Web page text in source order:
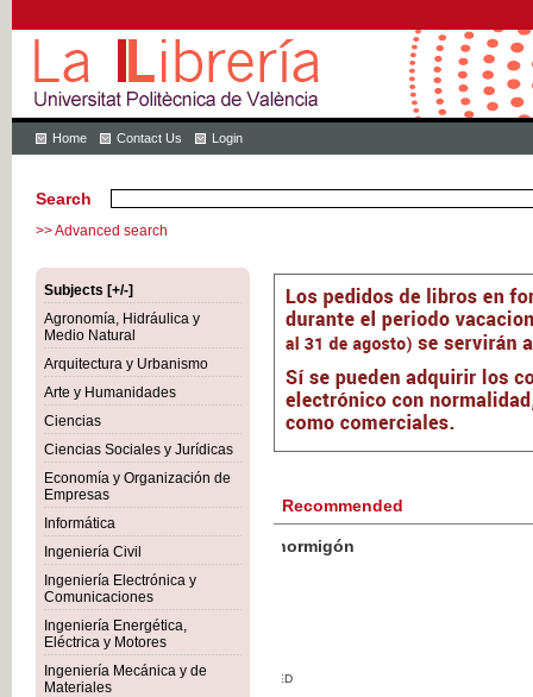
Home Contact Us Login
Search
>> Advanced search
Subjects [+/-]
Agronomía, Hidráulica y
Medio Natural
Arquitectura y Urbanismo
Arte y Humanidades
Ciencias
Ciencias Sociales y Jurídicas
Economía y Organización de
Empresas
Informática
Ingeniería Civil
Ingeniería Electrónica y
Comunicaciones
Ingeniería Energética,
Eléctrica y Motores
Ingeniería Mecánica y de
Materiales
Recommended
Botánica Agroalimentaria